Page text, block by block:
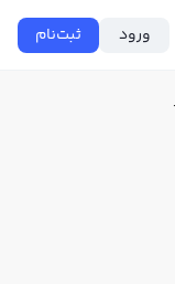
ورود ثبت‌نام